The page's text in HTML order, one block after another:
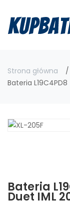
Strona główna
Bateria L19C4PD8
Bateria
Duet IML